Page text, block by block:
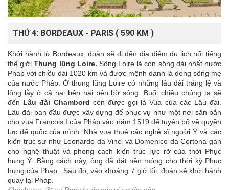
THỨ 4: BORDEAUX - PARIS ( 590 KM )
Khởi hành từ Bordeaux, đoàn sẽ đi đến địa điểm du lịch nổi tiếng
thế giớiThung lũng Loire. Sông Loire là con sông dài nhất nước
Pháp với chiều dài 1020 km và được mệnh danh là dòng sông mẹ
của nước Pháp. Ở thung lũng Loire có những lâu đài tráng lệ và
lộng lẫy ở cả hai bên hai bên bờ sông. Buổi chiều chúng ta sẽ
đến Lâu đài Chambord còn được gọi là Vua của các Lâu đài.
Lâu đài ban đầu được xây dựng để phục vụ như một nơi săn bắn
cho vua Francois I của Pháp vào năm 1519 để tuyên bố về quyền
lực đế quốc của mình. Nhà vua thuê các nghệ sĩ người Ý và các
kiến trúc sư như Leonardo da Vinci và Domenico da Cortona gán
cho nghệ thuật và phong cách kiến trúc rực rỡ của thời Phục
hưng Ý. Bằng cách này, ông đã đặt nền móng cho thời kỳ Phục
hưng của Pháp. Sau đó, vào khoảng 7 giờ tối, đoàn sẽ khởi hành
quay lại Pháp.